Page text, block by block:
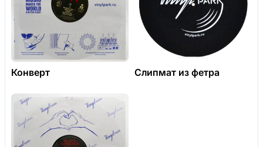
Конверт Слипмат из фетра